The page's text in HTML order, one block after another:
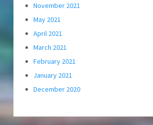
November 2021
May 2021
April 2021
March 2021
February 2021
January 2021
December 2020